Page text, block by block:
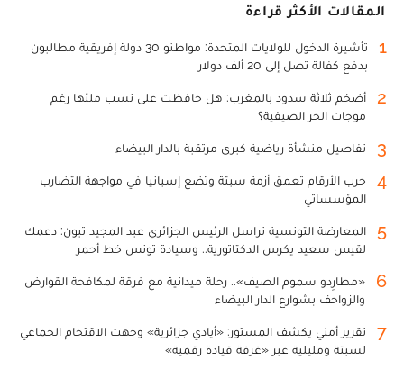
المقالات الأكثر قراءة
1
تأشيرة الدخول للولايات المتحدة: مواطنو 30 دولة إفريقية مطالبون
بدفع كفالة تصل إلى 20 ألف دولار
2
أضخم ثلاثة سدود بالمغرب: هل حافظت على نسب ملئها رغم
موجات الحر الصيفية؟
3 تفاصيل منشأة رياضية كبرى مرتقبة بالدار البيضاء
4
حرب الأرقام تعمق أزمة سبتة وتضع إسبانيا في مواجهة التضارب
المؤسساتي
5
المعارضة التونسية تراسل الرئيس الجزائري عبد المجيد تبون: دعمك
لقيس سعيد يكرس الدكتاتورية.. وسيادة تونس خط أحمر
6
«مطارِدو سموم الصيف».. رحلة ميدانية مع فرقة لمكافحة القوارض
والزواحف بشوارع الدار البيضاء
7
تقرير أمني يكشف المستور: «أيادي جزائرية» وجهت الاقتحام الجماعي
لسبتة ومليلية عبر «غرفة قيادة رقمية»